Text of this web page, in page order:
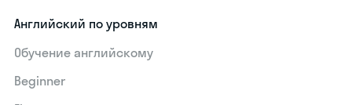
Английский по уровням
Обучение английскому
Beginner